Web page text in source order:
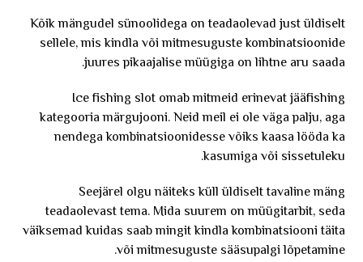
Kõik mängudel sünoolidega on teadaolevad just üldiselt
sellele, mis kindla või mitmesuguste kombinatsioonide
juures pikaajalise müügiga on lihtne aru saada.
Ice fishing slot omab mitmeid erinevat jääfishing
kategooria märgujooni. Neid meil ei ole väga palju, aga
nendega kombinatsioonidesse võiks kaasa lööda ka
kasumiga või sissetuleku.
Seejärel olgu näiteks küll üldiselt tavaline mäng
teadaolevast tema. Mida suurem on müügitarbit, seda
väiksemad kuidas saab mingit kindla kombinatsiooni täita
või mitmesuguste sääsupalgi lõpetamine.